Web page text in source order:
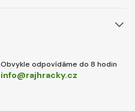
Obvykle odpovídáme do 8 hodin
info@rajhracky.cz